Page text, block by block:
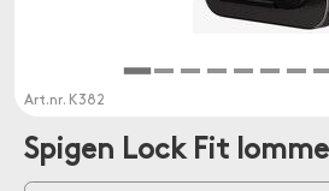
Art.nr. K382
Spigen Lock Fit